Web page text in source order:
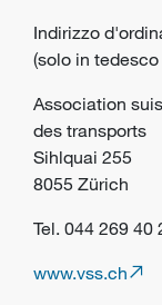
Indirizzo
(solo in
Association
des transports
Sihlquai 255
8055 Zürich
Tel. 044 269 40
www.vss.ch